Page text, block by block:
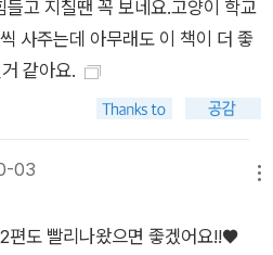
고 지칠땐 꼭 보네요.고양이 학교
사주는데 아무래도 이 책이 더 좋
같아요.
03
편도 빨리나왔으면 좋겠어요!!♥